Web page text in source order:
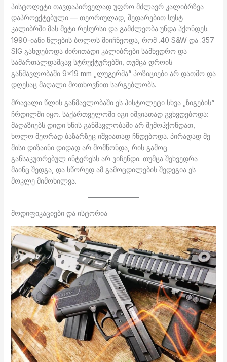
პისტოლეტი თავდაპირველად უფრო მძლავრ კალიბრზეა
დაპროექტებული — თეორიულად, შედარებით სუსტ
კალიბრში მას მეტი რესურსი და გამძლეობა უნდა ჰქონდეს.
1990-იანი წლების ბოლოს მიიჩნეოდა, რომ .40 S&W და .357
SIG გახდებოდა ძირითადი კალიბრები სამხედრო და
სამართალდამცავ სტრუქტურებში, თუმცა დროის
განმავლობაში 9×19 mm „ლუგერმა“ პოზიციები არ დათმო და
დღესაც მაღალი მოთხოვნით სარგებლობს.
მრავალი წლის განმავლობაში ეს პისტოლეტი სხვა „ზიგების“
ჩრდილში იყო. საქართველოში იგი იშვიათად გვხვდებოდა:
მაღაზიებს დიდი ხნის განმავლობაში არ შემოჰქონდათ,
ხოლო მეორად ბაზარზეც იშვიათად ჩნდებოდა. პირადად მე
მისი დიზაინი დიდად არ მომწონდა, რის გამოც
განსაკუთრებულ ინტერესს არ ვიჩენდი. თუმცა შეხვედრა
მაინც შედგა, და სწორედ ამ გამოცდილების შედეგია ეს
მოკლე მიმოხილვა.
მოდიფიკაციები და ისტორია